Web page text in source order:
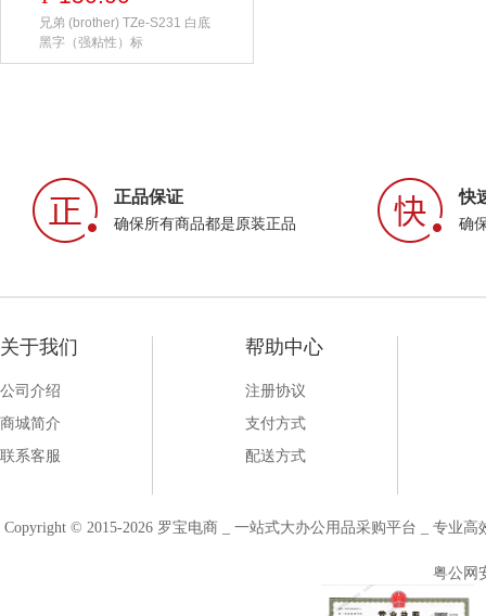
兄弟 (brother) TZe-S231 白底
黑字（强粘性）标
正品保证
确保所有商品都是原装正品
快
确
关于我们
公司介绍
商城简介
联系客服
帮助中心
注册协议
支付方式
配送方式
Copyright © 2015-2026 罗宝电商 _ 一站式大办公用品采购平台 _ 专业
粤公网